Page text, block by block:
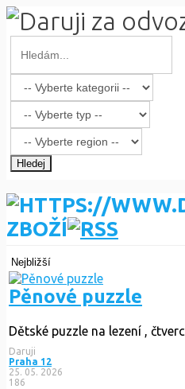
Hledej
ZBOŽÍ
Nejbližší
Pěnové puzzle
Dětské puzzle na lezení ,
Daruji
Praha 12
25. 05. 2026
186